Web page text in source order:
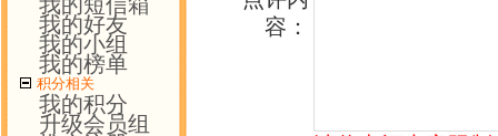
我的好友
我的小组
我的榜单
积分相关
我的积分
升级会员组
容：